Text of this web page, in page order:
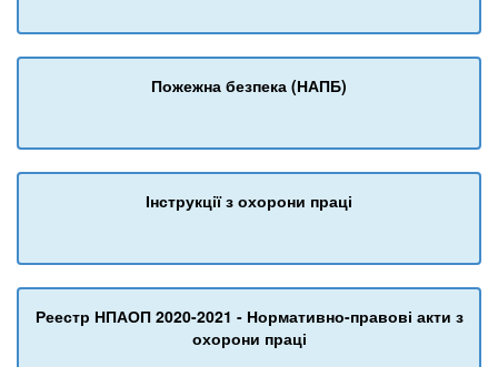
Пожежна безпека (НАПБ)
Інструкції з охорони праці
Реестр НПАОП 2020-2021 - Нормативно-правові акти з
охорони праці